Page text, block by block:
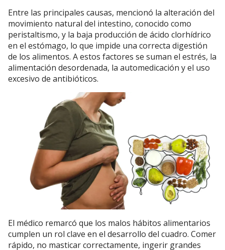
Entre las principales causas, mencionó la alteración del
movimiento natural del intestino, conocido como
peristaltismo, y la baja producción de ácido clorhídrico
en el estómago, lo que impide una correcta digestión
de los alimentos. A estos factores se suman el estrés, la
alimentación desordenada, la automedicación y el uso
excesivo de antibióticos.
El médico remarcó que los malos hábitos alimentarios
cumplen un rol clave en el desarrollo del cuadro. Comer
rápido, no masticar correctamente, ingerir grandes